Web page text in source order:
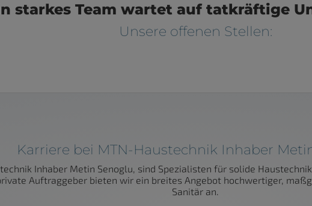
starkes Team wartet auf tatkräftige
Unsere offenen Stellen:
Karriere bei MTN-Haustechnik Inhaber
Inhaber Metin Senoglu, sind Spezialisten für solide
Auftraggeber bieten wir ein breites Angebot hochwertiger,
Sanitär an.